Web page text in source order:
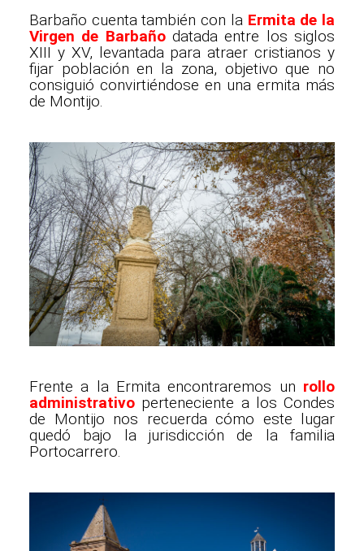
Barbaño cuenta también con la Ermita de la
Virgen de Barbañodatada entre los siglos
XIII y XV, levantada para atraer cristianos y
fijar población en la zona, objetivo que no
consiguió convirtiéndose en una ermita más
de Montijo.
Frente a la Ermita encontraremos un rollo
administrativo perteneciente a los Condes
de Montijo nos recuerda cómo este lugar
quedó bajo la jurisdicción de la familia
Portocarrero.